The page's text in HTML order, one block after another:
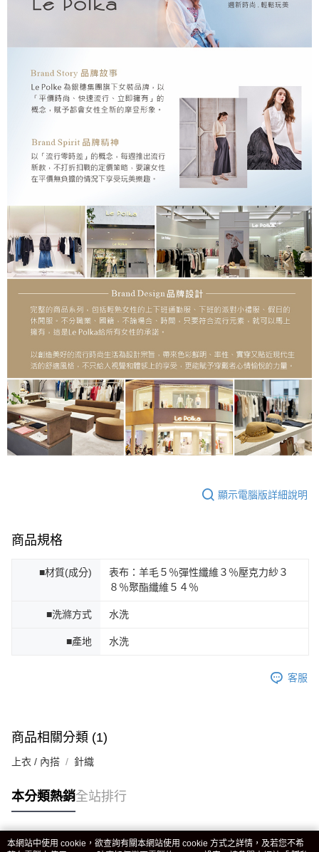
顯示電腦版詳細說明
商品規格
■材質(成分)
表布：羊毛５％彈性纖維３％壓克力紗３
８％聚酯纖維５４％
■洗滌方式 水洗
■產地 水洗
客服
商品相關分類 (1)
上衣 / 內搭 針織
本分類熱銷全站排行
本網站中使用 cookie，欲查詢有關本網站使用 cookie 方式之詳情，及若您不希